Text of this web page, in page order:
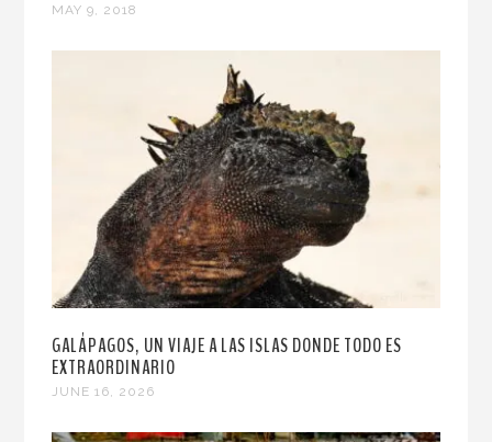
MAY 9, 2018
GALÁPAGOS, UN VIAJE A LAS ISLAS DONDE TODO ES
EXTRAORDINARIO
JUNE 16, 2026